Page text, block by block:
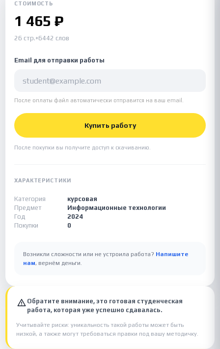
СТОИМОСТЬ
1 465 ₽
26 стр.•6442 слов
Email для отправки работы
После оплаты файл автоматически отправится на ваш email.
Купить работу
После покупки вы получите доступ к скачиванию.
ХАРАКТЕРИСТИКИ
Категория
курсовая
Предмет
Информационные технологии
Год
2024
Покупки
0
Возникли сложности или не устроила работа? Напишите
нам, вернём деньги.
Обратите внимание, это готовая студенческая
работа, которая уже успешно сдавалась.
Учитывайте риски: уникальность такой работы может быть
низкой, а также могут требоваться правки под вашу методичку.